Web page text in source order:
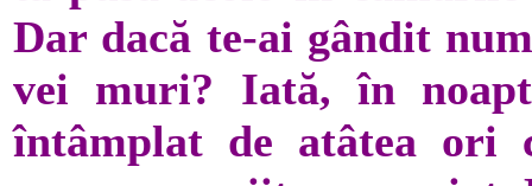
Dar dacă te-ai gândit
vei muri? Iată, în
întâmplat de atâtea ori